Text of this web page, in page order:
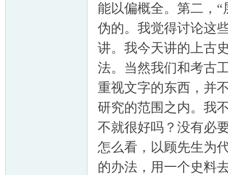
能以偏概全。第二，
伪的。我觉得讨论这
讲。我今天讲的上古
法。当然我们和考古
重视文字的东西，并
研究的范围之内。我
不就很好吗？没有必
怎么看，以顾先生为
的办法，用一个史料